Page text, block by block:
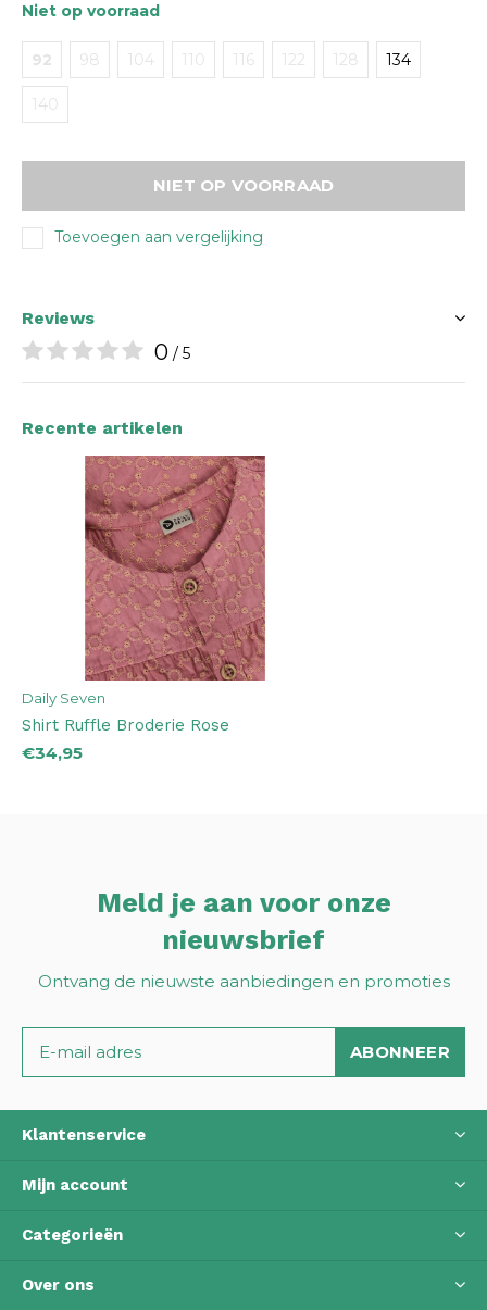
Niet op voorraad
92 98 104 110 116 122 128 134
140
NIET OP VOORRAAD
Toevoegen aan vergelijking
Reviews
0 / 5
Recente artikelen
Daily Seven
Shirt Ruffle Broderie Rose
€34,95
Meld je aan voor onze
nieuwsbrief
Ontvang de nieuwste aanbiedingen en promoties
ABONNEER
Klantenservice
Mijn account
Categorieën
Over ons